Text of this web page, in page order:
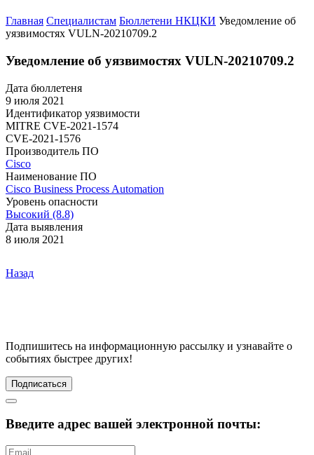
Главная Специалистам Бюллетени НКЦКИ Уведомление об
уязвимостях VULN-20210709.2
Уведомление об уязвимостях VULN-20210709.2
Дата бюллетеня
9 июля 2021
Идентификатор уязвимости
MITRE CVE-2021-1574
CVE-2021-1576
Производитель ПО
Cisco
Наименование ПО
Cisco Business Process Automation
Уровень опасности
Высокий (8.8)
Дата выявления
8 июля 2021
Назад
Подпишитесь на информационную рассылку и узнавайте о
событиях быстрее других!
Подписаться
Введите адрес вашей электронной почты: